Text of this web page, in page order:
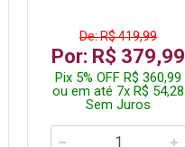
De: R$ 419,99
Por: R$ 379,99
Pix 5% OFF R$ 360,99
ou em até 7x R$ 54,28
Sem Juros